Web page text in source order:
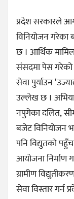
प्रदेश सरकारले
विनियोजन गरेका
छ । आर्थिक
संसदमा पेस गरेको
सेवा पुर्याउन
उल्लेख छ । अभियान
नपुगेका दलित,
बजेट विनियोजन
पनि विद्युतको
आयोजना निर्माण
ग्रामीण
सेवा विस्तार